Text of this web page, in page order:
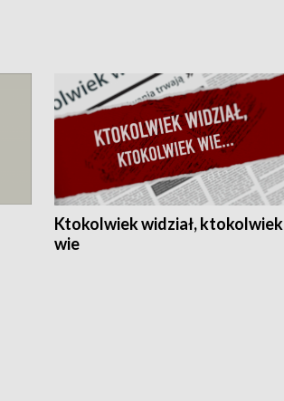
Ktokolwiek widział, ktokolwiek
wie